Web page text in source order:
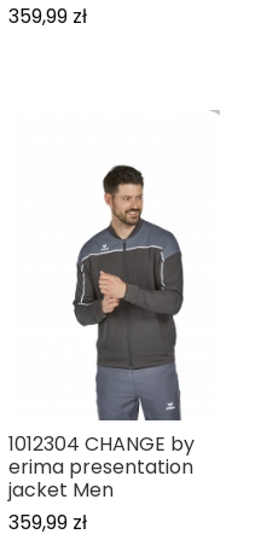
359,99 zł
1012304 CHANGE by
erima presentation
jacket Men
359,99 zł